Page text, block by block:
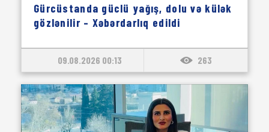
Gürcüstanda güclü yağış, dolu və külək
gözlənilir – Xəbərdarlıq edildi
09.08.2026 00:13 263